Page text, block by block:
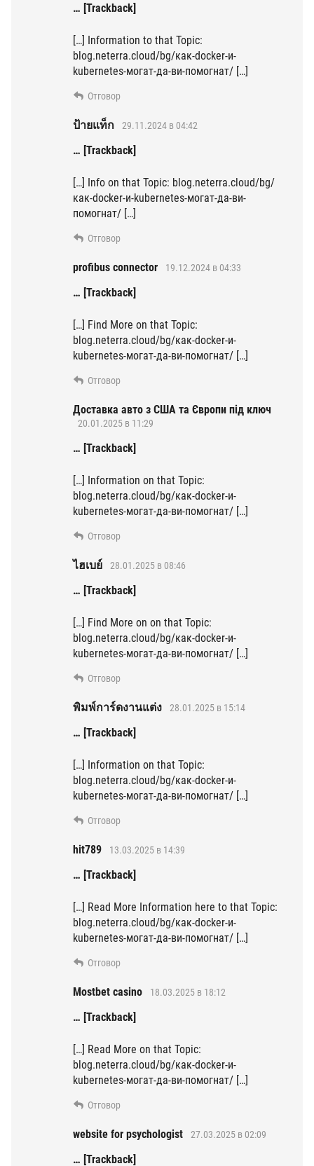
… [Trackback]
[…] Information to that Topic:
blog.neterra.cloud/bg/как-docker-и-
kubernetes-могат-да-ви-помогнат/ […]
Отговор
ป้ายแท็ก 29.11.2024 в 04:42
… [Trackback]
[…] Info on that Topic: blog.neterra.cloud/bg/
как-docker-и-kubernetes-могат-да-ви-
помогнат/ […]
Отговор
profibus connector 19.12.2024 в 04:33
… [Trackback]
[…] Find More on that Topic:
blog.neterra.cloud/bg/как-docker-и-
kubernetes-могат-да-ви-помогнат/ […]
Отговор
Доставка авто з США та Європи під ключ
20.01.2025 в 11:29
… [Trackback]
[…] Information on that Topic:
blog.neterra.cloud/bg/как-docker-и-
kubernetes-могат-да-ви-помогнат/ […]
Отговор
ไฮเบย์ 28.01.2025 в 08:46
… [Trackback]
[…] Find More on on that Topic:
blog.neterra.cloud/bg/как-docker-и-
kubernetes-могат-да-ви-помогнат/ […]
Отговор
พิมพ์การ์ดงานแต่ง 28.01.2025 в 15:14
… [Trackback]
[…] Information on that Topic:
blog.neterra.cloud/bg/как-docker-и-
kubernetes-могат-да-ви-помогнат/ […]
Отговор
hit789 13.03.2025 в 14:39
… [Trackback]
[…] Read More Information here to that Topic:
blog.neterra.cloud/bg/как-docker-и-
kubernetes-могат-да-ви-помогнат/ […]
Отговор
Mostbet casino 18.03.2025 в 18:12
… [Trackback]
[…] Read More on that Topic:
blog.neterra.cloud/bg/как-docker-и-
kubernetes-могат-да-ви-помогнат/ […]
Отговор
website for psychologist 27.03.2025 в 02:09
… [Trackback]